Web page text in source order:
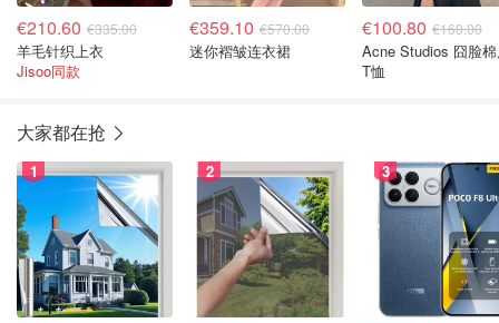
€210.60 €335.00
羊毛针织上衣
Jisoo同款
€359.10 €570.00
迷你褶皱连衣裙
€100.80 €160.00
Acne Studios 囧脸棉质
T恤
大家都在抢
1 2 3